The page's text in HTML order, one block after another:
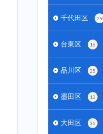
千代田区 29
台東区 16
品川区 25
墨田区 13
大田区 36